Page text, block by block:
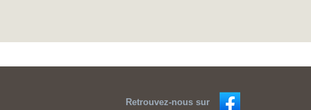
Retrouvez-nous sur